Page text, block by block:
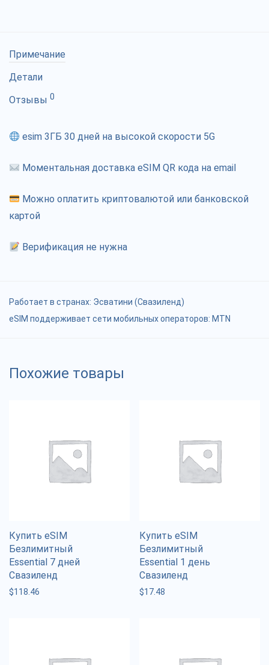
Примечание
Детали
Отзывы 0
esim 3ГБ 30 дней на высокой скорости 5G
Моментальная доставка eSIM QR кода на email
Можно оплатить криптовалютой или банковской
картой
Верификация не нужна
Работает в странах: Эсватини (Свазиленд)
eSIM поддерживает сети мобильных операторов: MTN
Похожие товары
Купить eSIM
Безлимитный
Essential 7 дней
Свазиленд
$118.46
Купить eSIM
Безлимитный
Essential 1 день
Свазиленд
$17.48